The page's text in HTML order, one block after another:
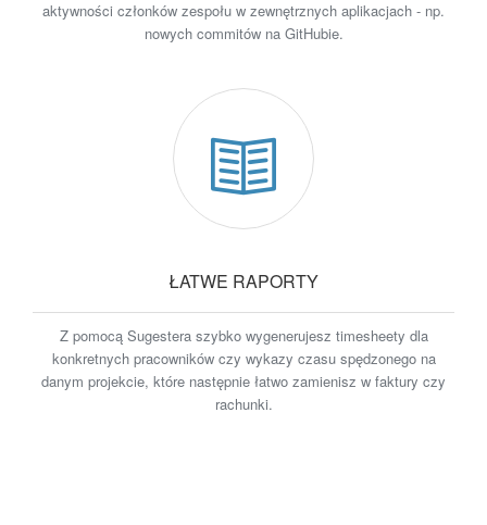
aktywności członków zespołu w zewnętrznych aplikacjach - np.
nowych commitów na GitHubie.
ŁATWE RAPORTY
Z pomocą Sugestera szybko wygenerujesz timesheety dla
konkretnych pracowników czy wykazy czasu spędzonego na
danym projekcie, które następnie łatwo zamienisz w faktury czy
rachunki.